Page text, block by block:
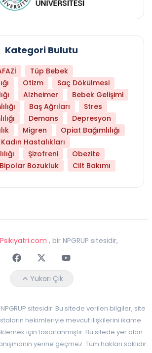
Kategori Bulutu
Tüp Bebek
Otizm
Saç Dökülmesi
Alzheimer
Bebek Gelişimi
Baş Ağrıları
Stres
Demans
Depresyon
Migren
Opiat Bağımlılığı
Kadın Hastalıkları
Şizofreni
Obezite
Bipolar Bozukluk Cilt Bakımı
, bir NPGRUP sitesidir,
FaceebokTwitterYoutube
Yukarı Çık
sitesidir. Bu sitede verilen bilgiler, site
hekimleriyle mevcut ilişkilerini ikame
için tasarlanmıştır. Bu sitede yer alan
yerine geçmez. Tüm hakları saklıdır.